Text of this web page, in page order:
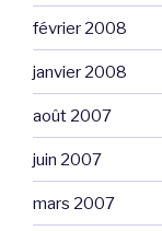
février 2008
janvier 2008
août 2007
juin 2007
mars 2007